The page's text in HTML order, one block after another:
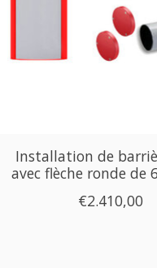
Installation de
avec flèche ronde de
€2.410,00